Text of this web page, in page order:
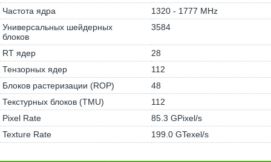
Частота ядра
1320 - 1777 MHz
Универсальных шейдерных
блоков
3584
RT ядер
28
Тензорных ядер
112
Блоков растеризации (ROP)
48
Текстурных блоков (TMU)
112
Pixel Rate
85.3 GPixel/s
Texture Rate
199.0 GTexel/s